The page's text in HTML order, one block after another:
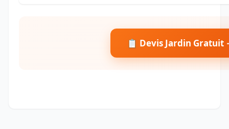
📋 Devis Jardin Gratuit